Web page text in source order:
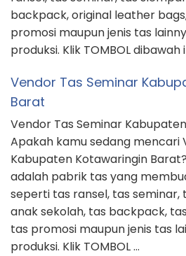
backpack, original leather
promosi maupun jenis tas
produksi. Klik TOMBOL dibawah
Vendor Tas Seminar
Barat
Vendor Tas Seminar
Apakah kamu sedang mencari
Kabupaten Kotawaringin
adalah pabrik tas yang
seperti tas ransel, tas seminar,
anak sekolah, tas backpack,
tas promosi maupun jenis tas
produksi. Klik TOMBOL …